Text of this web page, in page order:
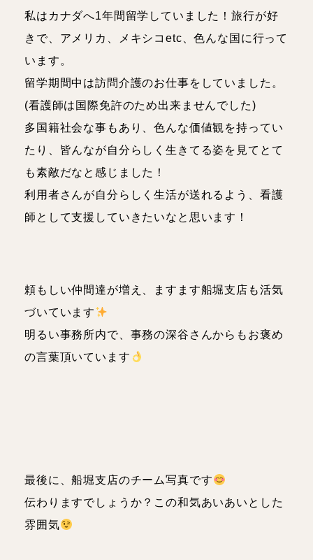
私はカナダへ1年間留学していました！旅行が好
きで、アメリカ、メキシコetc、色んな国に行って
います。
留学期間中は訪問介護のお仕事をしていました。
(看護師は国際免許のため出来ませんでした)
多国籍社会な事もあり、色んな価値観を持ってい
たり、皆んなが自分らしく生きてる姿を見てとて
も素敵だなと感じました！
利用者さんが自分らしく生活が送れるよう、看護
師として支援していきたいなと思います！
頼もしい仲間達が増え、ますます船堀支店も活気
づいています
明るい事務所内で、事務の深谷さんからもお褒め
の言葉頂いています
最後に、船堀支店のチーム写真です
伝わりますでしょうか？この和気あいあいとした
雰囲気